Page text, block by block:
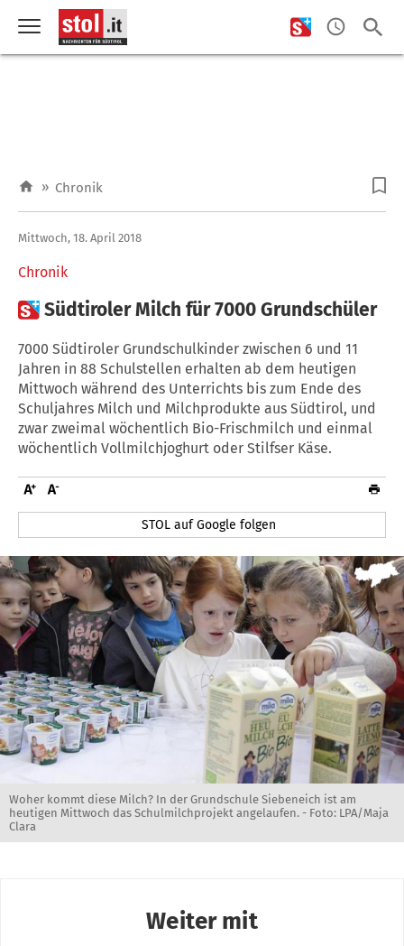
» Chronik
Chronik
Mittwoch, 18. April 2018
Südtiroler Milch für 7000 Grundschüler
7000 Südtiroler Grundschulkinder zwischen 6 und 11
Jahren in 88 Schulstellen erhalten ab dem heutigen
Mittwoch während des Unterrichts bis zum Ende des
Schuljahres Milch und Milchprodukte aus Südtirol, und
zwar zweimal wöchentlich Bio-Frischmilch und einmal
wöchentlich Vollmilchjoghurt oder Stilfser Käse.
STOL auf Google folgen
Woher kommt diese Milch? In der Grundschule Siebeneich ist am
heutigen Mittwoch das Schulmilchprojekt angelaufen. - Foto: LPA/Maja
Clara